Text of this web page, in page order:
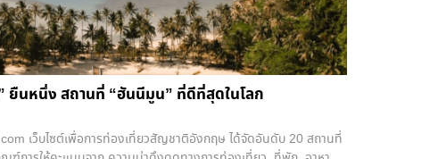
เชิญอย่าง โจอี้-ภูวศิษฐ์, F.HERO, DABOYWAY, Jeff Satur เหล่านี้ก็
อย่างดี . สรุปคือ ครั้งแรกที่บอดี้สแลมเล่นคอนเสิร์ตใหญ่ในอิมแพค คือ
นี้ เหมือนได้มาฟัง “วงดนตรีหน้าใหม่ไฟแรง” อีกครั้งในวัย 45 ปีบวกๆ
” ยืนหนึ่ง สถานที่ “ฮันนีมูน” ที่ดีที่สุดในโลก
เว็บไซต์เพื่อการท่องเที่ยวสัญชาติอังกฤษ ได้จัดอันดับ 20 สถานที่